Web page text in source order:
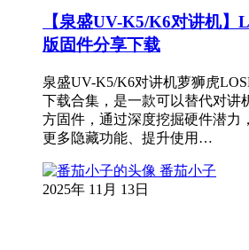
【泉盛UV-K5/K6对讲机】
版固件分享下载
泉盛UV-K5/K6对讲机萝狮虎
下载合集，是一款可以替代对讲
方固件，通过深度挖掘硬件潜力
更多隐藏功能、提升使用…
番茄小子
2025年 11月 13日